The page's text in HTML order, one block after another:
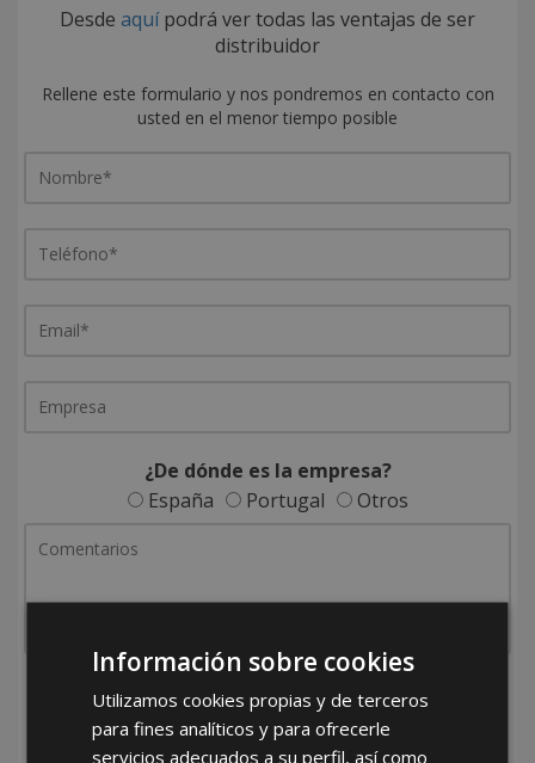
Desde aquípodrá ver todas las ventajas de ser
distribuidor
Rellene este formulario y nos pondremos en contacto con
usted en el menor tiempo posible
¿De dónde es la empresa?
España
Portugal Otros
He leído y acepto laPolítica de Privacidad
Información sobre cookies
Utilizamos cookies propias y de terceros
para fines analíticos y para ofrecerle
servicios adecuados a su perfil, así como